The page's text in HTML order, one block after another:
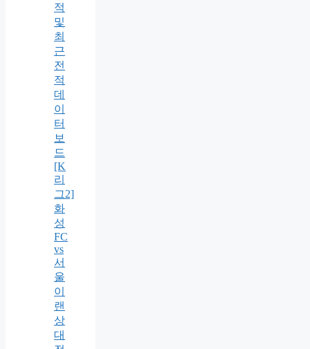
적
및
최
근
전
적
데
이
터
보
드
[K
리
그2]
화
성
FC
vs
서
울
이
랜
상
대